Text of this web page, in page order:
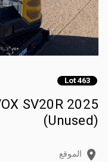
Lot 463
(Unused)
الموقع